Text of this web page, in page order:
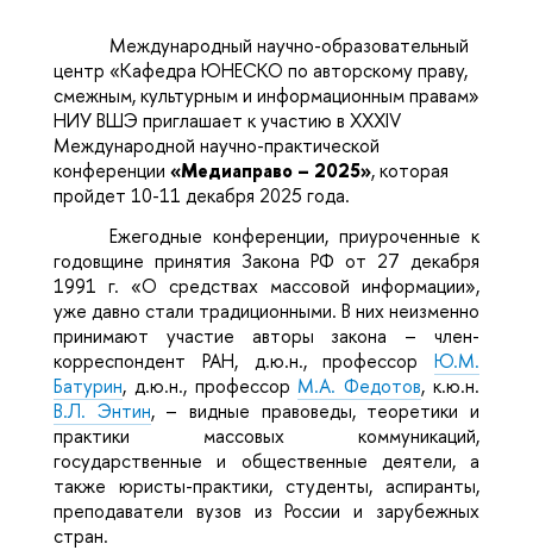
Международный научно-образовательный
центр «Кафедра ЮНЕСКО по авторскому праву,
смежным, культурным и информационным правам»
НИУ ВШЭ приглашает к участию в XXXIV
Международной научно-практической
конференции «Медиаправо – 2025», которая
пройдет 10-11 декабря 2025 года.
Ежегодные конференции, приуроченные к
годовщине принятия Закона РФ от 27 декабря
1991 г. «О средствах массовой информации»,
уже давно стали традиционными. В них неизменно
принимают участие авторы закона – член-
корреспондент РАН, д.ю.н., профессор Ю.М.
Батурин, д.ю.н., профессор М.А. Федотов, к.ю.н.
В.Л. Энтин, – видные правоведы, теоретики и
практики массовых коммуникаций,
государственные и общественные деятели, а
также юристы-практики, студенты, аспиранты,
преподаватели вузов из России и зарубежных
стран.